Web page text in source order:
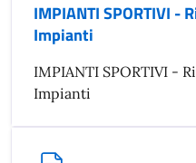
IMPIANTI SPORTIVI -
Impianti
IMPIANTI SPORTIVI -
Impianti